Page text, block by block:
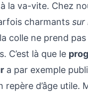
la va-vite. Chez
charmants sur
colle ne prend
C’est là que le
a par exemple
repère d’âge utile.